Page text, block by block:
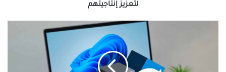
لتعزيز إنتاجيتهم